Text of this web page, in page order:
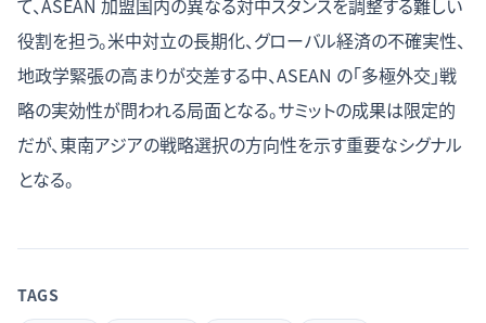
て、ASEAN 加盟国内の異なる対中スタンスを調整する難しい
役割を担う。米中対立の長期化、グローバル経済の不確実性、
地政学緊張の高まりが交差する中、ASEAN の「多極外交」戦
略の実効性が問われる局面となる。サミットの成果は限定的
だが、東南アジアの戦略選択の方向性を示す重要なシグナル
となる。
TAGS